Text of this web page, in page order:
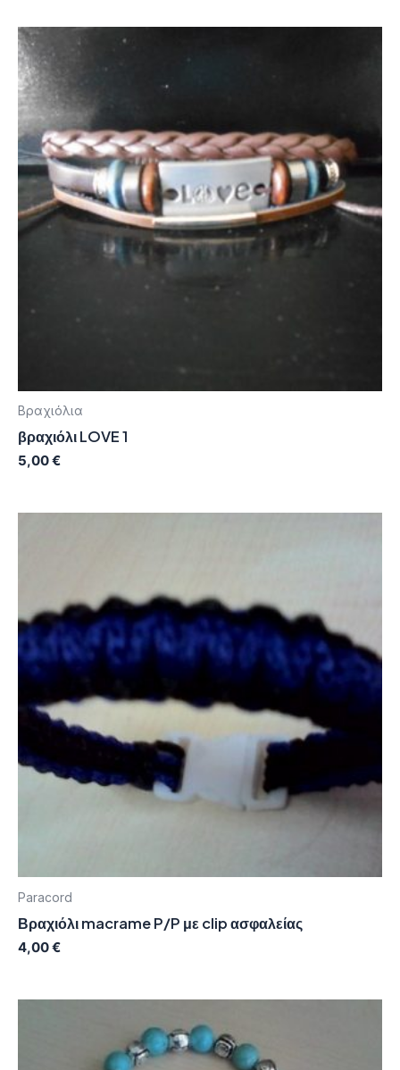
Βραχιόλια
βραχιόλι LOVE 1
5,00€
Paracord
Βραχιόλι macrame P/P με clip ασφαλείας
4,00€